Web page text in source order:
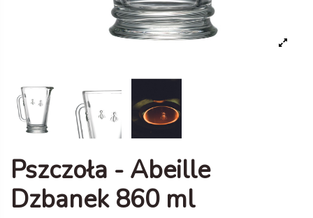
Pszczoła - Abeille
Dzbanek 860 ml